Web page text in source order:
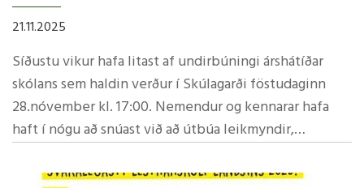
21.11.2025
Síðustu vikur hafa litast af undirbúningi árshátíðar
skólans sem haldin verður í Skúlagarði föstudaginn
28.nóvember kl. 17:00. Nemendur og kennarar hafa
haft í nógu að snúast við að útbúa leikmyndir,
lögum.